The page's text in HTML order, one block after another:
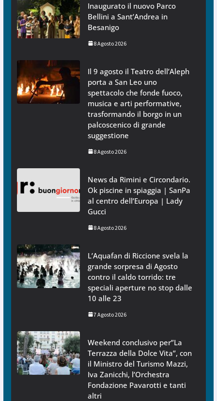
Inaugurato il nuovo Parco
Bellini a Sant’Andrea in
Besanigo
8 Agosto 2026
Il 9 agosto il Teatro dell’Aleph
porta a San Leo uno
spettacolo che fonde fuoco,
musica e arti performative,
trasformando il borgo in un
palcoscenico di grande
suggestione
8 Agosto 2026
News da Rimini e Circondario.
Ok piscine in spiaggia | SanPa
al centro dell’Europa | Lady
Gucci
8 Agosto 2026
L’Aquafan di Riccione svela la
grande sorpresa di Agosto
contro il caldo torrido: tre
speciali aperture no stop dalle
10 alle 23
7 Agosto 2026
Weekend conclusivo per”La
Terrazza della Dolce Vita”, con
il Ministro del Turismo Mazzi,
Iva Zanicchi, l’Orchestra
Fondazione Pavarotti e tanti
altri